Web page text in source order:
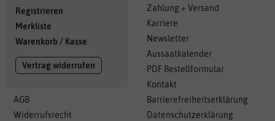
Registrieren
Merkliste
Warenkorb / Kasse
Vertrag widerrufen
AGB
Widerrufsrecht
Zahlung + Versand
Karriere
Newsletter
Aussaatkalender
PDF Bestellformular
Kontakt
Barrierefreiheitserklärung
Datenschutzerklärung